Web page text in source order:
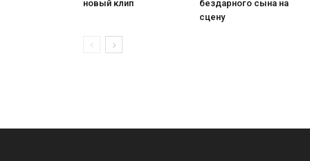
новый клип
бездарного сына на
сцену